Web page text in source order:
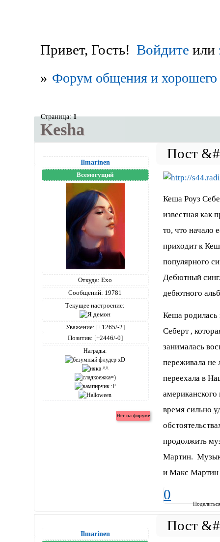
Привет, Гость! Войдите или
» Форум общения и хорошего
Kesha
Страница:1
Ilmarinen
Всемогущий
Откуда: Ехо
Сообщений: 19781
Текущее настроение:
Уважение: [+1265/-2]
Позитив: [+2446/-0]
Награды:
Кеша Роуз
известная как
то, что начало
приходит к
популярного
Дебютный
дебютного
Кеша родилась
Себерт ,
занималась
переживала
переехала в
время сильно
продолжить
Мартин.
и Макс Мартин
0
Ilmarinen